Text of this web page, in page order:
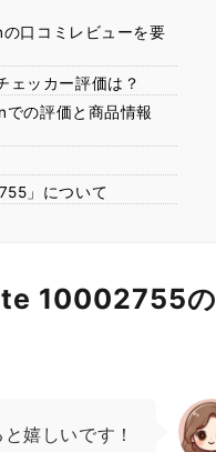
口コミレビューを要
ッカー評価は？
の評価と商品情報
」について
10002755の
嬉しいです！